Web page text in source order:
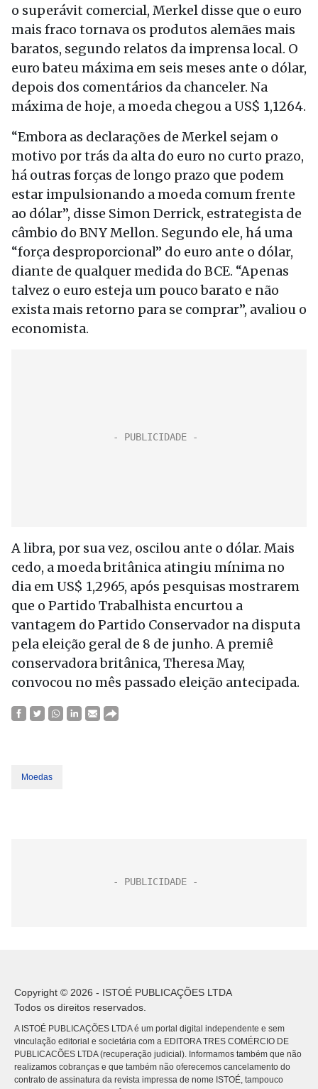
o superávit comercial, Merkel disse que o euro
mais fraco tornava os produtos alemães mais
baratos, segundo relatos da imprensa local. O
euro bateu máxima em seis meses ante o dólar,
depois dos comentários da chanceler. Na
máxima de hoje, a moeda chegou a US$ 1,1264.
“Embora as declarações de Merkel sejam o
motivo por trás da alta do euro no curto prazo,
há outras forças de longo prazo que podem
estar impulsionando a moeda comum frente
ao dólar”, disse Simon Derrick, estrategista de
câmbio do BNY Mellon. Segundo ele, há uma
“força desproporcional” do euro ante o dólar,
diante de qualquer medida do BCE. “Apenas
talvez o euro esteja um pouco barato e não
exista mais retorno para se comprar”, avaliou o
economista.
A libra, por sua vez, oscilou ante o dólar. Mais
cedo, a moeda britânica atingiu mínima no
dia em US$ 1,2965, após pesquisas mostrarem
que o Partido Trabalhista encurtou a
vantagem do Partido Conservador na disputa
pela eleição geral de 8 de junho. A premiê
conservadora britânica, Theresa May,
convocou no mês passado eleição antecipada.
Moedas
Copyright © 2026 - ISTOÉ PUBLICAÇÕES LTDA
Todos os direitos reservados.
A ISTOÉ PUBLICAÇÕES LTDA é um portal digital independente e sem
vinculação editorial e societária com a EDITORA TRES COMÉRCIO DE
PUBLICACÕES LTDA (recuperação judicial). Informamos também que não
realizamos cobranças e que também não oferecemos cancelamento do
contrato de assinatura da revista impressa de nome ISTOÉ, tampouco